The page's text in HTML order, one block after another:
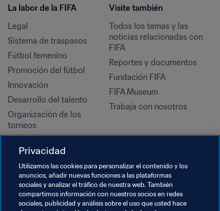
La labor de la FIFA
Legal
Sistema de traspasos
Fútbol femenino
Promoción del fútbol
Innovación
Desarrollo del talento
Organización de los
torneos
Derechos humanos y lucha
contra la discriminación
Salud y atención médica
Iniciativas educativas
Visite también
Todos los temas y las
noticias relacionadas con
FIFA
Reportes y documentos
Fundación FIFA
FIFA Museum
Trabaja con nosotros
Privacidad
Utilizamos las cookies para personalizar el contenido y los
anuncios, añadir nuevas funciones a las plataformas
sociales y analizar el tráfico de nuestra web. También
compartimos información con nuestros socios en redes
sociales, publicidad y análisis sobre el uso que usted hace